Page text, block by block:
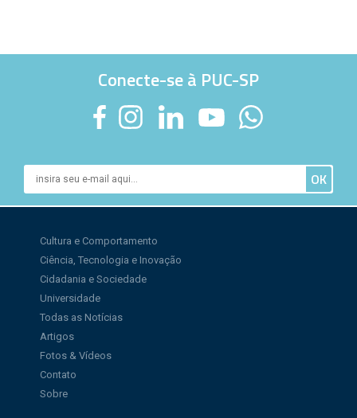
Conecte-se à PUC-SP
Cultura e Comportamento
Ciência, Tecnologia e Inovação
Cidadania e Sociedade
Universidade
Todas as Notícias
Artigos
Fotos & Vídeos
Contato
Sobre